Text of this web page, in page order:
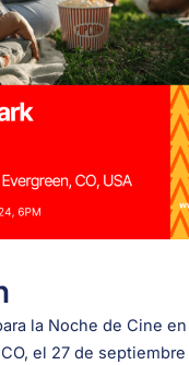
la Noche de Cine
el 27 de